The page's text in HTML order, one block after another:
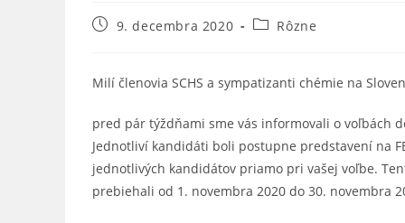
Post9. decembra 2020
PostRôzne
Milí členovia SCHS a sympatizanti chémie na
pred pár týždňami sme vás informovali o voľbách
Jednotliví kandidáti boli postupne predstavení na
jednotlivých kandidátov priamo pri vašej voľbe.
prebiehali od 1. novembra 2020 do 30. novembra